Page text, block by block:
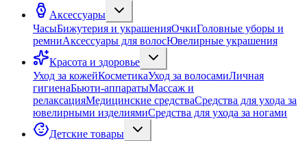
Аксессуары
ЧасыБижутерия и украшенияОчкиГоловные уборы и
ремниАксессуары для волосЮвелирные украшения
Красота и здоровье
Уход за кожейКосметикаУход за волосамиЛичная
гигиенаБьюти-аппаратыМассаж и
релаксацияМедицинские средстваСредства для ухода за
ювелирными изделиямиСредства для ухода за ногами
Детские товары